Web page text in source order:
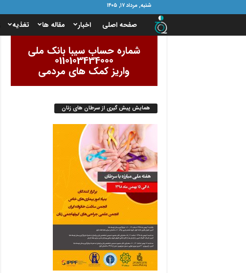
شنبه, مرداد ۱۷, ۱۴۰۵
ا
د
م
و
ر
ی
م
صفحه اصلی اخبار مقاله ها تغذیه
شماره حساب سیبا بانک ملی
0110103434000
واریز کمک های مردمی
همایش پیش گیری از سرطان های زنان